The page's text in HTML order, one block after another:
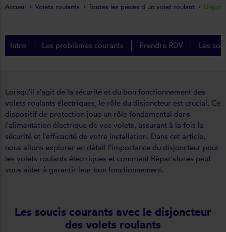
Intro Les problèmes courants Prendre RDV Les
Lorsqu'il s'agit de la sécurité et du bon fonctionnement des
volets roulants électriques, le rôle du disjoncteur est crucial. Ce
dispositif de protection joue un rôle fondamental dans
l'alimentation électrique de vos volets, assurant à la fois la
sécurité et l'efficacité de votre installation. Dans cet article,
nous allons explorer en détail l'importance du disjoncteur pour
les volets roulants électriques et comment Répar'stores peut
vous aider à garantir leur bon fonctionnement.
Les soucis courants avec le disjoncteur
des volets roulants
Accueil Volets roulants Toutes les pièces d´un volet roulant